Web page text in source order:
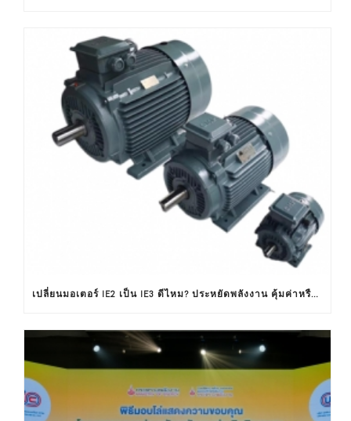
เปลี่ยนมอเตอร์ IE2 เป็น IE3 ดีไหม? ประหยัดพลังงาน คุ้มค่าหรือไม่ ?